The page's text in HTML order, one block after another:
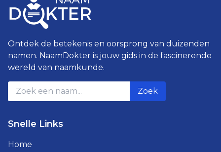
Ontdek de betekenis en oorsprong van duizenden
namen. NaamDokter is jouw gids in de fascinerende
wereld van naamkunde.
Zoek
Snelle Links
Home